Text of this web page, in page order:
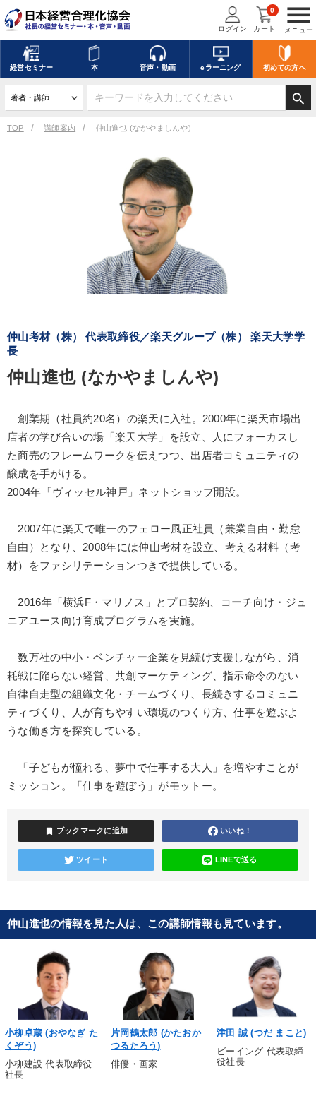
menu
メニュー
ログイン カート
0
経営セミナー 本 音声・動画 eラーニング 初めての方へ
search
TOP 講師案内 仲山進也 (なかやましんや)
仲山考材（株） 代表取締役／楽天グループ（株） 楽天大学学
長
仲山進也 (なかやましんや)
創業期（社員約20名）の楽天に入社。2000年に楽天市場出
店者の学び合いの場「楽天大学」を設立、人にフォーカスし
た商売のフレームワークを伝えつつ、出店者コミュニティの
醸成を手がける。
2004年「ヴィッセル神戸」ネットショップ開設。
2007年に楽天で唯一のフェロー風正社員（兼業自由・勤怠
自由）となり、2008年には仲山考材を設立、考える材料（考
材）をファシリテーションつきで提供している。
2016年「横浜F・マリノス」とプロ契約、コーチ向け・ジュ
ニアユース向け育成プログラムを実施。
数万社の中小・ベンチャー企業を見続け支援しながら、消
耗戦に陥らない経営、共創マーケティング、指示命令のない
自律自走型の組織文化・チームづくり、長続きするコミュニ
ティづくり、人が育ちやすい環境のつくり方、仕事を遊ぶよ
うな働き方を探究している。
「子どもが憧れる、夢中で仕事する大人」を増やすことが
ミッション。「仕事を遊ぼう」がモットー。
bookmark ブックマークに追加 いいね！
ツイート LINEで送る
仲山進也の情報を見た人は、この講師情報も見ています。
小柳卓蔵 (おやなぎ た
くぞう)
小柳建設 代表取締役
社長
片岡鶴太郎 (かたおか
つるたろう)
俳優・画家
津田 誠 (つだ まこと)
ビーイング 代表取締
役社長